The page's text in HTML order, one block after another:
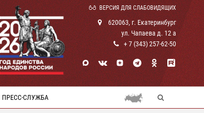
ВЕРСИЯ ДЛЯ СЛАБОВИДЯЩИХ
620063, г. Екатеринбург
ул. Чапаева д. 12 а
+ 7 (343) 257-62-50
ПРЕСС-СЛУЖБА